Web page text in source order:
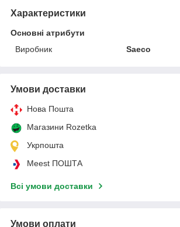
Характеристики
Основні атрибути
Виробник
Saeco
Умови доставки
Нова Пошта
Магазини Rozetka
Укрпошта
Meest ПОШТА
Всі умови доставки
Умови оплати